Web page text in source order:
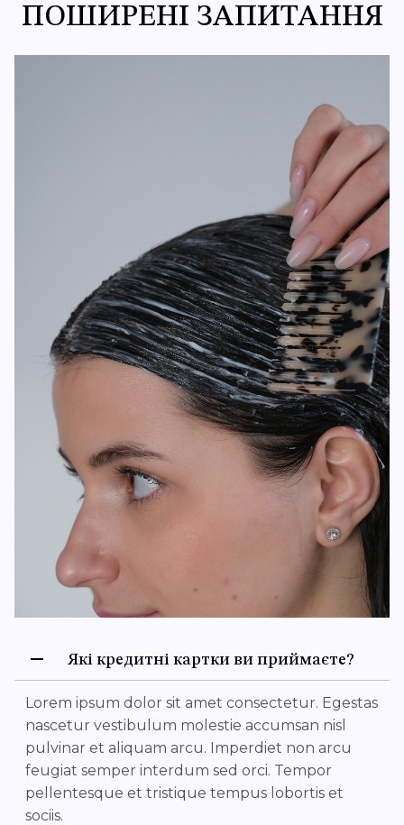
ПОШИРЕНІ ЗАПИТАННЯ
Які кредитні картки ви приймаєте?
Lorem ipsum dolor sit amet consectetur. Egestas
nascetur vestibulum molestie accumsan nisl
pulvinar et aliquam arcu. Imperdiet non arcu
feugiat semper interdum sed orci. Tempor
pellentesque et tristique tempus lobortis et
sociis.